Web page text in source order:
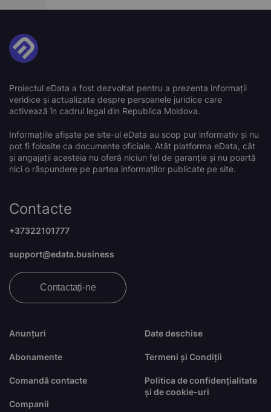
Proiectul eData a fost dezvoltat pentru a prezenta informații
veridice și actualizate despre persoanele juridice care
activează în cadrul legal din Republica Moldova.
Informațiile afișate pe site-ul eData au scop pur informativ și nu
pot fi folosite ca documente oficiale. Atât platforma eData, cât
și angajații acesteia nu oferă niciun fel de garanție și nu poartă
nici o răspundere pe partea informaților publicate pe site.
Anunțuri
Abonamente
Comandă contacte
Companii
Date deschise
Termeni și Condiții
Politica de confidențialitate
și de cookie-uri
Contacte
+37322101777
support@edata.business
Contactați-ne